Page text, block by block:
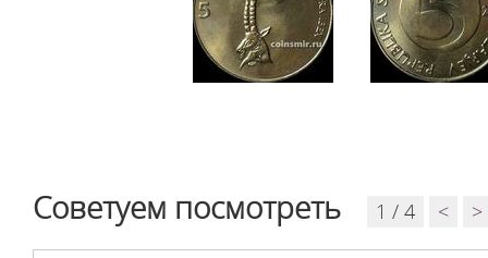
Советуем посмотреть 1 / 4 < >